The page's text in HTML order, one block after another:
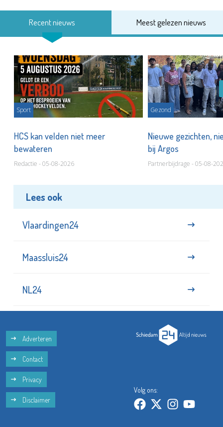
Recent nieuws Meest gelezen nieuws
Sport
HCS kan velden niet meer
bewateren
Redactie - 05-08-2026
Gezond
Nieuwe gezichten,
bij Argos
Partnerbijdrage - 05-08-
Lees ook
Vlaardingen24
Maassluis24
NL24
Adverteren
Contact
Privacy
Disclaimer
Volg ons: